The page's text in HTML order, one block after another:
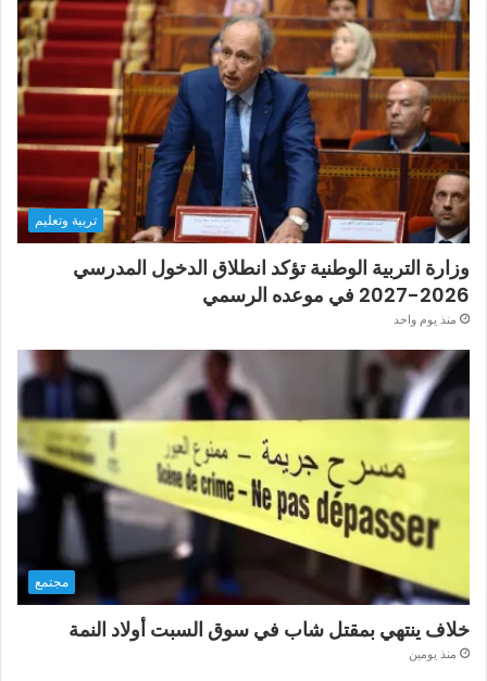
تربية وتعليم
وزارة التربية الوطنية تؤكد انطلاق الدخول المدرسي
2026-2027 في موعده الرسمي
منذ يوم واحد
مجتمع
خلاف ينتهي بمقتل شاب في سوق السبت أولاد النمة
منذ يومين